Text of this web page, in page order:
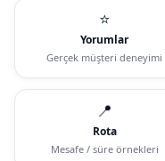
⭐
Yorumlar
Gerçek müşteri deneyimi
📍
Rota
Mesafe / süre örnekleri